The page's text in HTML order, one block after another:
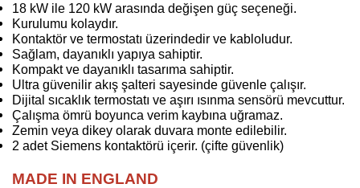
18 kW ile 120 kW arasında değişen güç seçeneği.
Kurulumu kolaydır.
Kontaktör ve termostatı üzerindedir ve kabloludur.
Sağlam, dayanıklı yapıya sahiptir.
Kompakt ve dayanıklı tasarıma sahiptir.
Ultra güvenilir akış şalteri sayesinde güvenle çalışır.
Dijital sıcaklık termostatı ve aşırı ısınma sensörü mevcuttur.
Çalışma ömrü boyunca verim kaybına uğramaz.
Zemin veya dikey olarak duvara monte edilebilir.
2 adet Siemens kontaktörü içerir. (çifte güvenlik)
MADE IN ENGLAND